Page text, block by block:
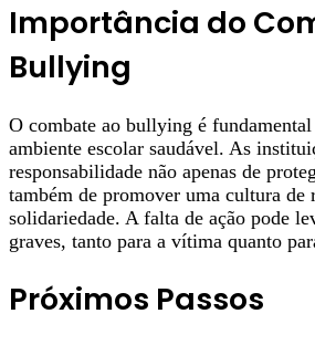
Importância do
Bullying
O combate ao bullying é
ambiente escolar saudável. As
responsabilidade não apenas de
também de promover uma cultura de
solidariedade. A falta de ação pode
graves, tanto para a vítima quanto
Próximos Passos